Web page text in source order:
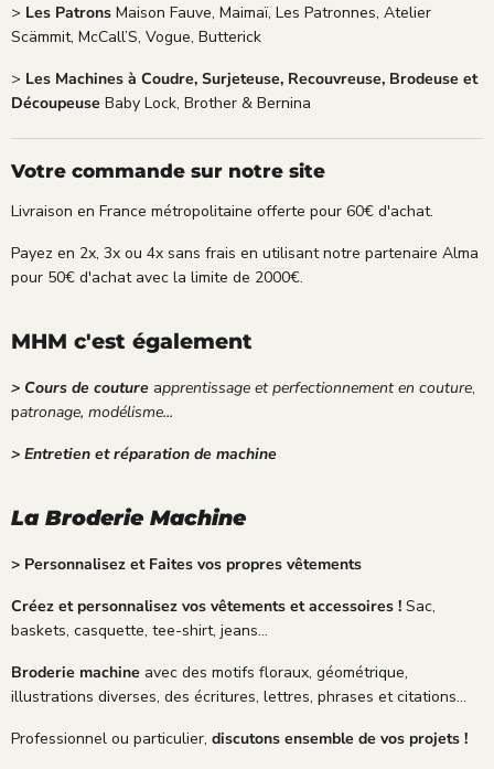
> Les Patrons Maison Fauve, Maimaï, Les Patronnes, Atelier
Scämmit, McCall’S, Vogue, Butterick
> Les Machines à Coudre, Surjeteuse, Recouvreuse, Brodeuse et
Découpeuse Baby Lock, Brother & Bernina
Votre commande sur notre site
Livraison en France métropolitaine offerte pour 60€ d'achat.
Payez en 2x, 3x ou 4x sans frais en utilisant notre partenaire Alma
pour 50€ d'achat avec la limite de 2000€.
MHM c'est également
> Cours de couture apprentissage et perfectionnement en couture,
patronage, modélisme...
> Entretien et réparation de machine
La Broderie Machine
> Personnalisez et Faites vos propres vêtements
Créez et personnalisez vos vêtements et accessoires ! Sac,
baskets, casquette, tee-shirt, jeans...
Broderie machine avec des motifs floraux, géométrique,
illustrations diverses, des écritures, lettres, phrases et citations...
Professionnel ou particulier, discutons ensemble de vos projets !